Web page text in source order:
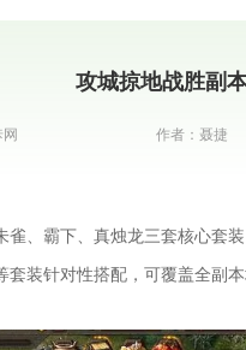
攻城掠地战胜副
网 作者： 聂捷
雀、霸下、真烛龙三套核心套
装针对性搭配，可覆盖全副本